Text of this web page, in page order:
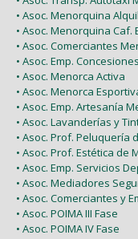
• Asoc. Menorquina
• Asoc. Menorquina Caf.
• Asoc. Comerciantes
• Asoc. Emp.
• Asoc. Menorca Activa
• Asoc. Menorca
• Asoc. Emp. Artesanía
• Asoc. Lavanderías y
• Asoc. Prof. Peluquería
• Asoc. Prof. Estética de
• Asoc. Emp. Servicios
• Asoc. Mediadores
• Asoc. Comerciantes y
• Asoc. POIMA III Fase
• Asoc. POIMA IV Fase